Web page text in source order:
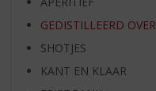
GEDISTILLEERD
SHOTJES
KANT EN KLAAR